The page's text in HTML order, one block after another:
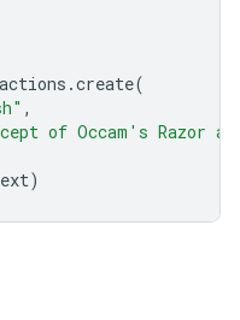
.create(
,
of Occam's Razor
)